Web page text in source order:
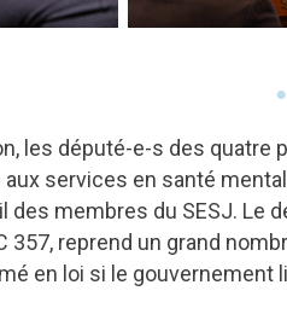
les député-e-s des quatre
aux services en santé
membres du SESJ. Le
reprend un grand
en loi si le gouvernement